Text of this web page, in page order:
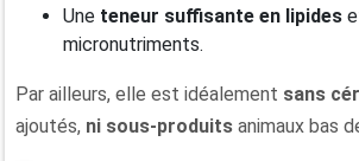
Une teneur suffisante en lipides
micronutriments.
Par ailleurs, elle est idéalement sans
ajoutés, ni sous-produits animaux bas